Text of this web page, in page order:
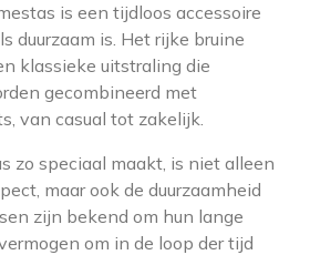
is een tijdloos accessoire
duurzaam is. Het rijke bruine
klassieke uitstraling die
gecombineerd met
van casual tot zakelijk.
zo speciaal maakt, is niet alleen
maar ook de duurzaamheid
zijn bekend om hun lange
om in de loop der tijd